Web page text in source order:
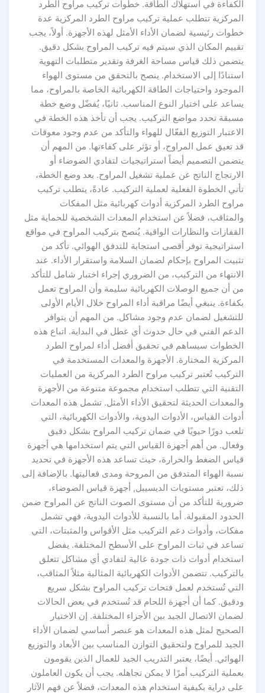
في استهلاك الطاقة. خطوات تركيب مراوح الطرد
تتطلب عملية تركيب مراوح الطرد المركزية عدة
رئيسية لضمان الأداء الأمثل لهذه الأجهزة. أولاً، يجب
المكان الذي سيتم فيه تركيب المراوح بشكل دقيق.
ذلك قياس مساحة الغرفة وتقدير متطلبات التهوية
إلى الاستخدام. ينصح بالتحقق من مستوى الهواء
واحتياجات الطاقة الكهربائية الخاصة بالمراوح، مما
على اختيار النوع المناسب. ثانيًا، يُفضّل وضع خطة
تحدد مواضع التركيب. يجب أن تأخذ هذه الخطة في
التوزيع الفعّال للهواء والتأكد من عدم وجود معوقات
تعيق عمل المراوح، أو تؤثر على كفاءتها. من المهم أن
التصميم أيضاً استراتيجيات لتفادي الضوضاء أو
الناتج عن عملية تشغيل المراوح. بعد وضع الخطة،
الخطوة الفعلية لعملية التركيب. عادةً، يتطلب تركيب
الطرد المركزية أدوات كهربائية مثل المفكات
فضلاً عن استخدام المعدات الشخصية للحماية مثل
والنظارات الواقية. يُنصح بتركيب المراوح في مواقع
توفر أقصى استجابة للتدفق الهوائي. تأكد من
المراوح بإحكام لضمان السلامة واستقرار الأداء. عند
من التركيب، من الضروري إجراء اختبار شامل للتأكد
أن جميع الوصلات الكهربائية سليمة وأن المراوح تعمل
ينبغي أيضًا مراقبة أداء المراوح خلال الأيام الأولى
لضمان عدم وجود مشاكل. من المهم أن يتوافر
الفني في حال حدوث أي عطل في البداية. اتباع هذه
سيساهم في تحقيق أفضل أداء لمراوح الطرد
المختارة. الأجهزة والمعدات المستخدمة في
تُعتبر تركيب مراوح الطرد المركزية من العمليات
التي تتطلب استخدام مجموعة متنوعة من الأجهزة
الحديثة لتحقيق الأداء الأمثل. تشمل هذه المعدات
القياس، الأدوات اليدوية، والأدوات الكهربائية، التي
دورًا حيويًا في ضمان تركيب المراوح بشكل دقيق
من أهم أجهزة القياس التي يتم استخدامها هي أجهزة
الضغط والحرارة، حيث تساعد هذه الأجهزة في تحديد
الهواء المتدفق من المروحة ومدى فعاليتها. بالإضافة إلى
تعتبر مستويات الديسيبل, أجهزة قياس الضوضاء،
للتأكد من أن مستوى الصوت الناتج عن المراوح ضمن
المقبولة. أما بالنسبة للأدوات اليدوية، فهي تشمل
وأدوات دعم التركيب مثل الأقواس والمثبتات، التي
في ثبات المراوح على الأسطح المختلفة. يفضل
أدوات ذات جودة عالية لتفادي أي مشاكل تتعلق
تتضمن الأدوات الكهربائية المثالية مثلاً المثاقب،
تُستخدم لعمل فتحات تركيب المراوح بشكل سريع
كما أن أجهزة اللحام قد تُستخدم في بعض الحالات
الاتصال الجيد بين الأجزاء المختلفة. إن الاختيار
لمثل هذه المعدات هو عنصر أساسي لضمان الأداء
للمراوح ولتحقيق التوازن المناسب بين الأبعاد والتوزيع
أيضًا، يعتبر التدريب الجيد للعمال الذين يقومون
التركيب أمرًا لا يمكن تجاهله. يجب أن يكون العاملون
دراية بكيفية استخدام هذه المعدات، فضلاً عن فهم الآثار